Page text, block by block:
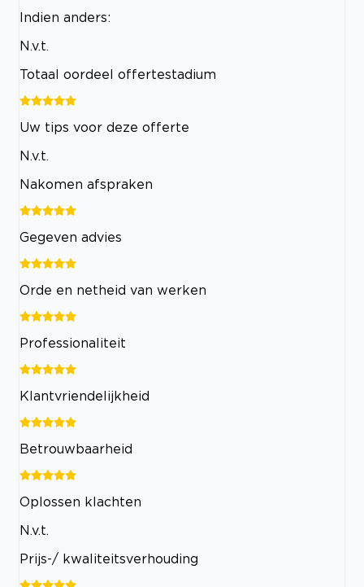
Indien anders:
N.v.t.
Totaal oordeel offertestadium
Uw tips voor deze offerte
N.v.t.
Nakomen afspraken
Gegeven advies
Orde en netheid van werken
Professionaliteit
Klantvriendelijkheid
Betrouwbaarheid
Oplossen klachten
N.v.t.
Prijs-/ kwaliteitsverhouding